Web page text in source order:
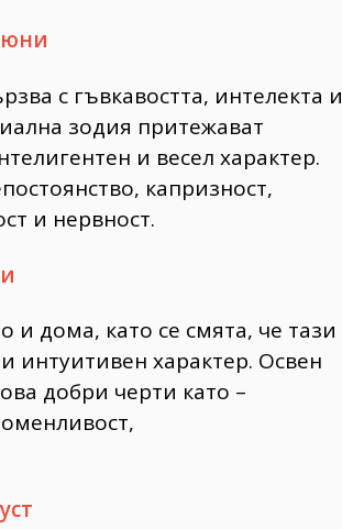
юни
с гъвкавостта, интелекта и
зодия притежават
и весел характер.
капризност,
и нервност.
и дома, като се смята, че тази
характер. Освен
добри черти като –